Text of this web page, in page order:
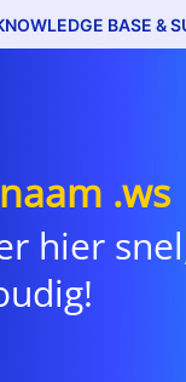
BASE &
.ws
hier